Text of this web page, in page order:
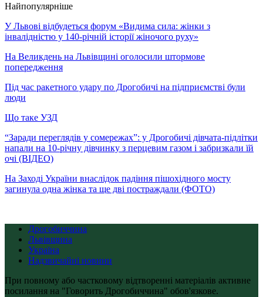
Найпопулярніше
У Львові відбудеться форум «Видима сила: жінки з
інвалідністю у 140-річній історії жіночого руху»
На Великдень на Львівщині оголосили штормове
попередження
Під час ракетного удару по Дрогобичі на підприємстві були
люди
Що таке УЗД
“Заради переглядів у сомережах”: у Дрогобичі дівчата-підлітки
напали на 10-річну дівчинку з перцевим газом і забризкали їй
очі (ВІДЕО)
На Заході України внаслідок падіння пішохідного мосту
загинула одна жінка та ще дві постраждали (ФОТО)
Дрогобиччина
Львівщина
Україна
Надзвичайні новини
При повному або частковому відтворенні матеріалів активне
посилання на "Говорить Дрогобиччина" обов'язкове.